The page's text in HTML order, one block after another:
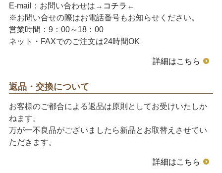
E-mail：お問い合わせは→ コチラ ←
※お問い合せの際はお電話番号もお知らせください。
営業時間：9：00～18：00
ネット・FAXでのご注文は24時間OK
詳細はこちら
返品・交換について
お客様のご都合による返品は原則としてお受けいたしか
ねます。
万が一不良品がございましたら新品とお取替えさせてい
ただきます。
詳細はこちら